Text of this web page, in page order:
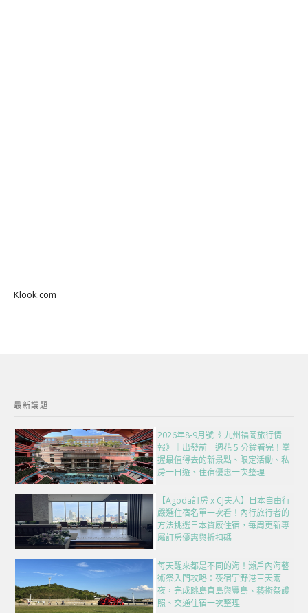
Klook.com
最新議題
2026年8-9月號《 九州福岡旅行情
報》｜出發前一週花 5 分鐘看完！掌
握最值得去的新景點、限定活動、私
房一日遊、住宿優惠一次整理
【Agoda訂房 x CJ夫人】日本自由行
嚴選住宿名單一次看！內行旅行者的
方法挑選日本質感住宿，每周更新專
屬訂房優惠與折扣碼
每天醒來都是不同的海！瀨戶內海藝
術祭入門攻略：夜宿宇野港三天兩
夜，完成跳島直島與豐島、藝術祭護
照、交通住宿一次整理